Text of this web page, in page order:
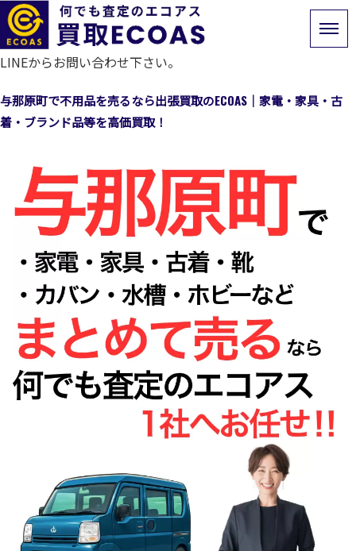
LINEからお問い合わせ下さい。
与那原町で不用品を売るなら出張買取のECOAS｜家電・家具・古
着・ブランド品等を高価買取！